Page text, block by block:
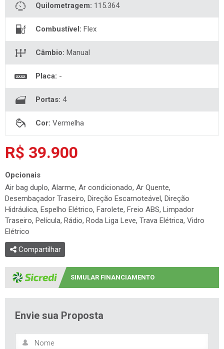
Quilometragem: 115.364
Combustível: Flex
Câmbio: Manual
Placa: -
Portas: 4
Cor: Vermelha
R$ 39.900
Opcionais
Air bag duplo, Alarme, Ar condicionado, Ar Quente,
Desembaçador Traseiro, Direção Escamoteável, Direção
Hidráulica, Espelho Elétrico, Farolete, Freio ABS, Limpador
Traseiro, Película, Rádio, Roda Liga Leve, Trava Elétrica, Vidro
Elétrico
Compartilhar
SIMULAR FINANCIAMENTO
Envie sua Proposta